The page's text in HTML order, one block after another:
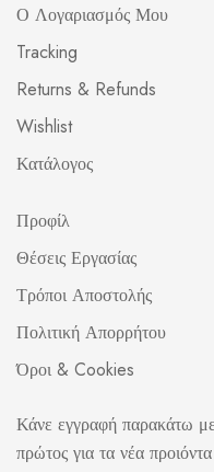
Ο Λογαριασμός Μου
Tracking
Returns & Refunds
Wishlist
Κατάλογος
Προφίλ
Θέσεις Εργασίας
Τρόποι Αποστολής
Πολιτική Απορρήτου
Όροι & Cookies
Κάνε εγγραφή παρακάτω
πρώτος για τα νέα